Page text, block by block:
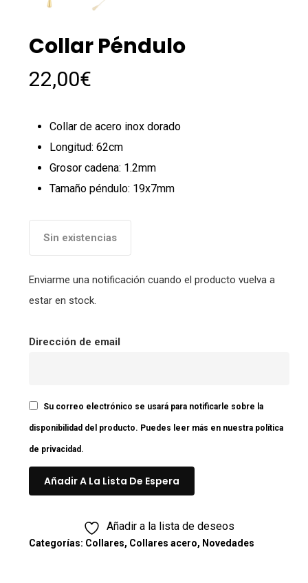
Collar Péndulo
22,00€
Collar de acero inox dorado
Longitud: 62cm
Grosor cadena: 1.2mm
Tamaño péndulo: 19x7mm
Sin existencias
Enviarme una notificación cuando el producto vuelva a
estar en stock.
Dirección de email
Su correo electrónico se usará para notificarle sobre la
disponibilidad del producto. Puedes leer más en nuestra política
de privacidad .
Añadir a la lista de deseos
Categorías: Collares, Collares acero, Novedades